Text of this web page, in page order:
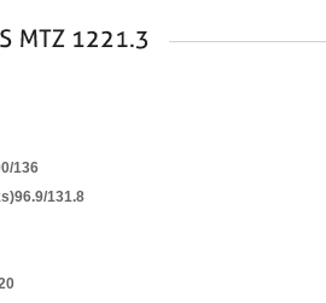
136
96.9/131.8